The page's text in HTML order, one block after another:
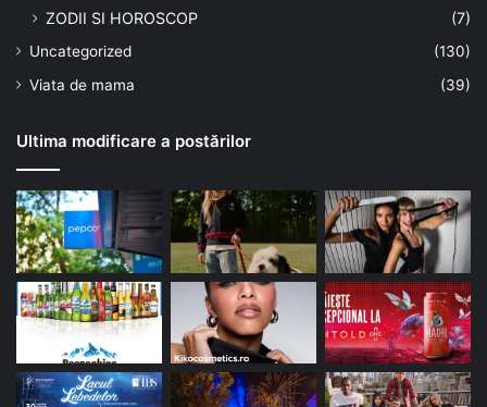
ZODII SI HOROSCOP
(7)
Uncategorized
(130)
Viata de mama
(39)
Ultima modificare a postărilor